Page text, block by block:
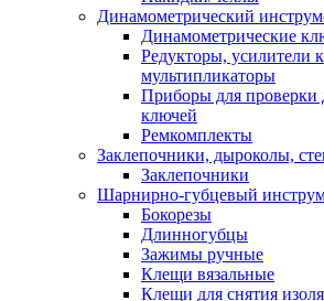
Динамометрический
Динамометрические
Редукторы, усилители
мультипликаторы
Приборы для проверки
ключей
Ремкомплекты
Заклепочники, дыроколы,
Заклепочники
Шарнирно-губцевый
Бокорезы
Длинногубцы
Зажимы ручные
Клещи вязальные
Клещи для снятия